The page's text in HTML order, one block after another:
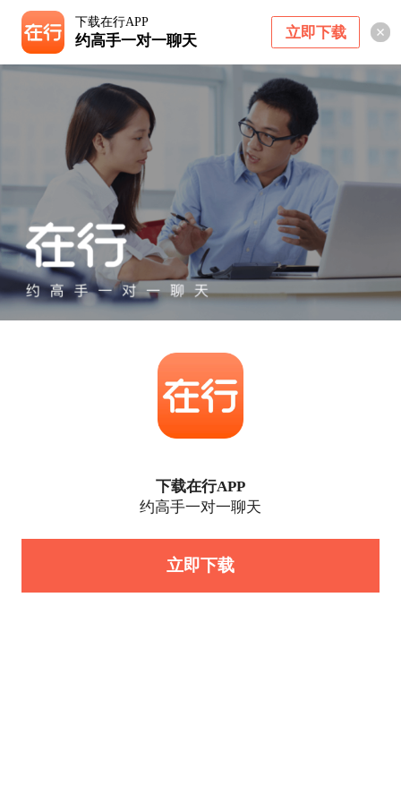
下载在行APP
约高手一对一聊天 立即下载
下载在行APP
约高手一对一聊天
立即下载